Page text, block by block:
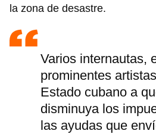
la zona de desastre.
Varios internautas,
prominentes
Estado cubano a
disminuya los
las ayudas que